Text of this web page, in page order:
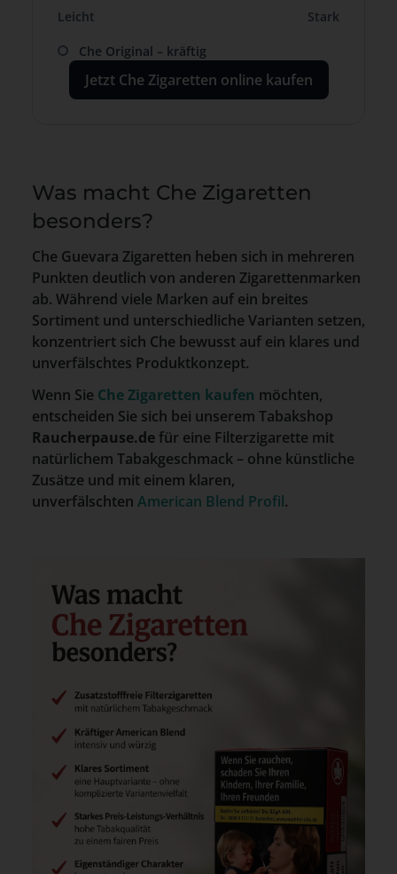
Leicht Stark
Che Original – kräftig
Jetzt Che Zigaretten online kaufen
Was macht Che Zigaretten
besonders?
Che Guevara Zigaretten heben sich in mehreren
Punkten deutlich von anderen Zigarettenmarken
ab. Während viele Marken auf ein breites
Sortiment und unterschiedliche Varianten setzen,
konzentriert sich Che bewusst auf ein klares und
unverfälschtes Produktkonzept.
Wenn Sie Che Zigaretten kaufen möchten,
entscheiden Sie sich bei unserem Tabakshop
Raucherpause.de für eine Filterzigarette mit
natürlichem Tabakgeschmack – ohne künstliche
Zusätze und mit einem klaren,
unverfälschten American Blend Profil.